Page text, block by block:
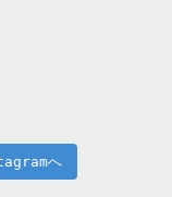
へ